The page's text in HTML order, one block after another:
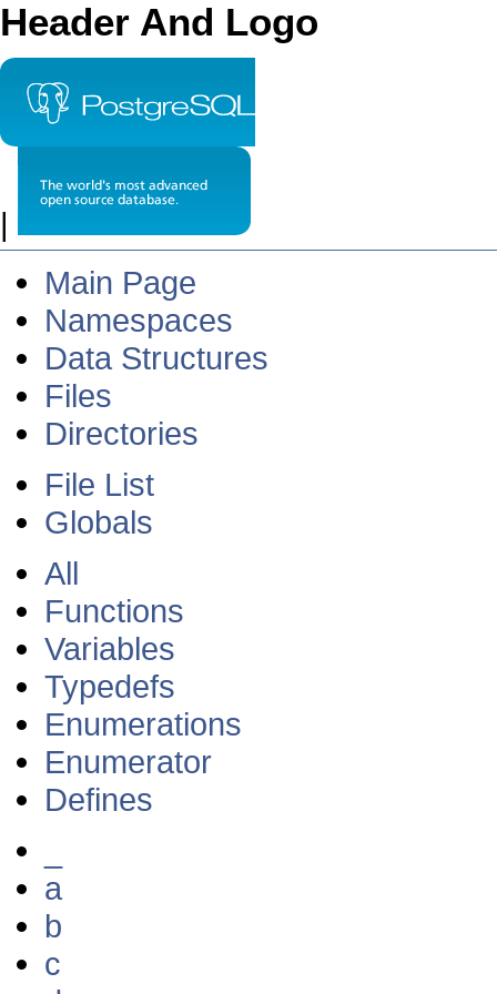
Header And Logo
|
Main Page
Namespaces
Data Structures
Files
Directories
File List
Globals
All
Functions
Variables
Typedefs
Enumerations
Enumerator
Defines
a
b
c